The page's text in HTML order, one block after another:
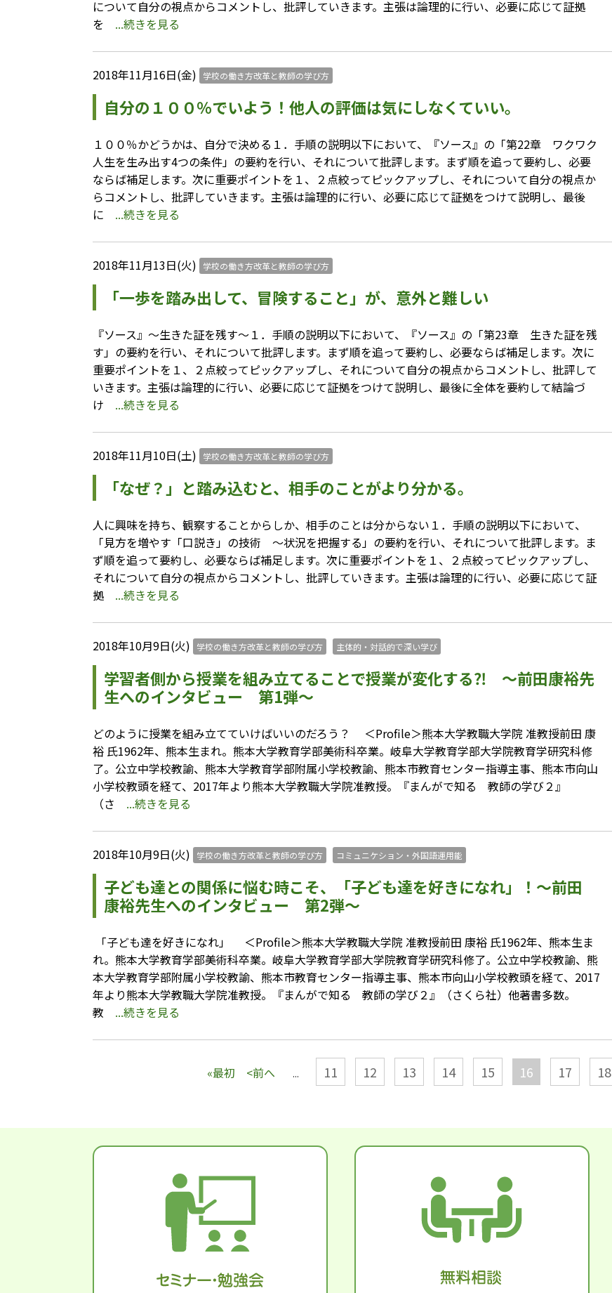
について自分の視点からコメントし、批評していきます。主張は論理的に行い、必要に応じて証拠
を ...続きを見る
2018年11月16日(金) 学校の働き方改革と教師の学び方
自分の１００％でいよう！他人の評価は気にしなくていい。
１００％かどうかは、自分で決める１．手順の説明以下において、『ソース』の「第22章 ワクワク
人生を生み出す4つの条件」の要約を行い、それについて批評します。まず順を追って要約し、必要
ならば補足します。次に重要ポイントを１、２点絞ってピックアップし、それについて自分の視点か
らコメントし、批評していきます。主張は論理的に行い、必要に応じて証拠をつけて説明し、最後
に ...続きを見る
2018年11月13日(火) 学校の働き方改革と教師の学び方
「一歩を踏み出して、冒険すること」が、意外と難しい
『ソース』～生きた証を残す～１．手順の説明以下において、『ソース』の「第23章 生きた証を残
す」の要約を行い、それについて批評します。まず順を追って要約し、必要ならば補足します。次に
重要ポイントを１、２点絞ってピックアップし、それについて自分の視点からコメントし、批評して
いきます。主張は論理的に行い、必要に応じて証拠をつけて説明し、最後に全体を要約して結論づ
け ...続きを見る
2018年11月10日(土) 学校の働き方改革と教師の学び方
「なぜ？」と踏み込むと、相手のことがより分かる。
人に興味を持ち、観察することからしか、相手のことは分からない１．手順の説明以下において、
「見方を増やす「口説き」の技術 ～状況を把握する」の要約を行い、それについて批評します。ま
ず順を追って要約し、必要ならば補足します。次に重要ポイントを１、２点絞ってピックアップし、
それについて自分の視点からコメントし、批評していきます。主張は論理的に行い、必要に応じて証
拠 ...続きを見る
2018年10月9日(火) 学校の働き方改革と教師の学び方 主体的・対話的で深い学び
学習者側から授業を組み立てることで授業が変化する⁈ ～前田康裕先
生へのインタビュー 第1弾～
どのように授業を組み立てていけばいいのだろう？ ＜Profile＞熊本大学教職大学院 准教授前田 康
裕 氏1962年、熊本生まれ。熊本大学教育学部美術科卒業。岐阜大学教育学部大学院教育学研究科修
了。公立中学校教諭、熊本大学教育学部附属小学校教諭、熊本市教育センター指導主事、熊本市向山
小学校教頭を経て、2017年より熊本大学教職大学院准教授。『まんがで知る 教師の学び２』
（さ ...続きを見る
2018年10月9日(火) 学校の働き方改革と教師の学び方 コミュニケション・外国語運用能
子ども達との関係に悩む時こそ、「子ども達を好きになれ」！～前田
康裕先生へのインタビュー 第2弾～
「子ども達を好きになれ」 ＜Profile＞熊本大学教職大学院 准教授前田 康裕 氏1962年、熊本生ま
れ。熊本大学教育学部美術科卒業。岐阜大学教育学部大学院教育学研究科修了。公立中学校教諭、熊
本大学教育学部附属小学校教諭、熊本市教育センター指導主事、熊本市向山小学校教頭を経て、2017
年より熊本大学教職大学院准教授。『まんがで知る 教師の学び２』（さくら社）他著書多数。
教 ...続きを見る
«最初 <前へ ... 11 12 13 14 15 16 17 18